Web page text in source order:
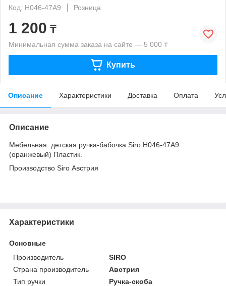
Код: H046-47A9
Розница
1 200 ₸
Минимальная сумма заказа на сайте — 5 000 ₸
Купить
Описание Характеристики Доставка Оплата
Описание
Мебельная детская ручка-бабочка Siro H046-47A9
(оранжевый) Пластик.
Производство Siro Австрия
Характеристики
Основные
Производитель
SIRO
Страна производитель
Австрия
Тип ручки
Ручка-скоба